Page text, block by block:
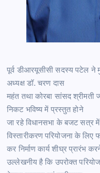
पूर्व डीआरयूसीसी सदस्य पटेल ने
अध्यक्ष डॉ. चरण दास
महंत तथा कोरबा सांसद श्रीमती
निकट भविष्य में प्रस्तुत होने
जा रहे विधानसभा के बजट सत्र में
विस्तारीकरण परियोजना के लिए
कर निर्माण कार्य शीघ्र प्रारंभ
उल्लेखनीय है कि उपरोक्त